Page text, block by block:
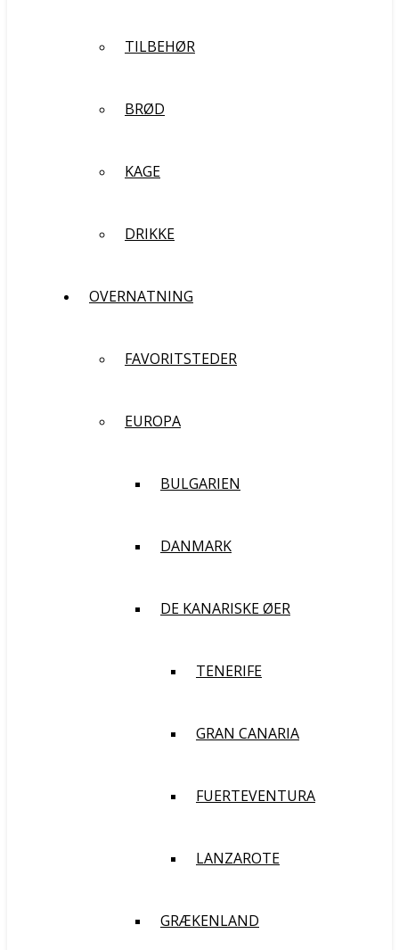
TILBEHØR
BRØD
KAGE
DRIKKE
OVERNATNING
FAVORITSTEDER
EUROPA
BULGARIEN
DANMARK
DE KANARISKE ØER
TENERIFE
GRAN CANARIA
FUERTEVENTURA
LANZAROTE
GRÆKENLAND